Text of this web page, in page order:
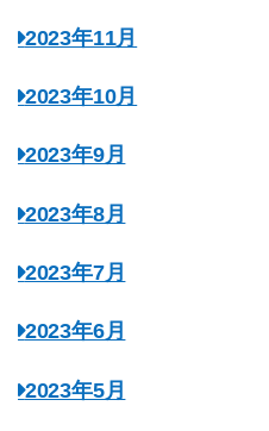
2023年11月
2023年10月
2023年9月
2023年8月
2023年7月
2023年6月
2023年5月